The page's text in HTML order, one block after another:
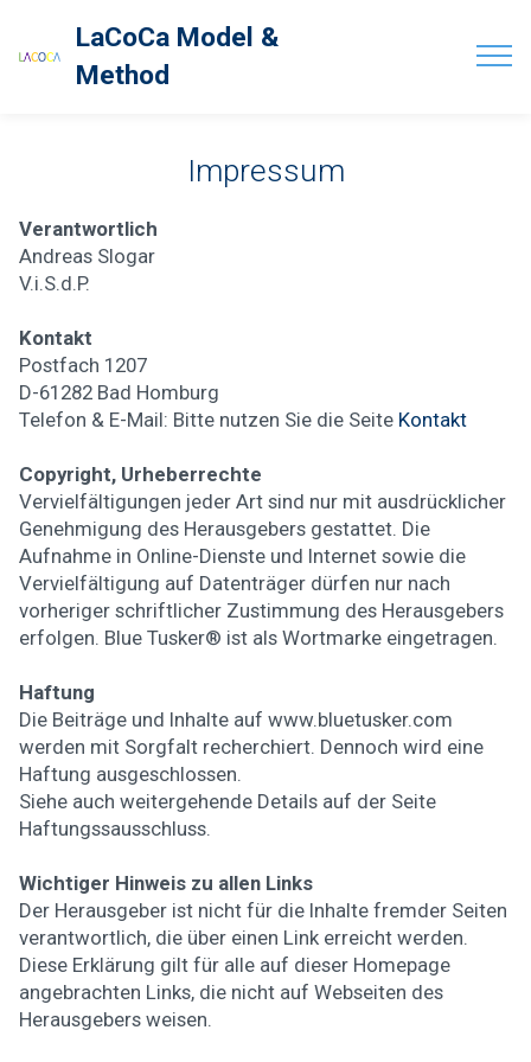
LaCoCa Model &
Method
Impressum
Verantwortlich
Andreas Slogar
V.i.S.d.P.
Kontakt
Postfach 1207
D-61282 Bad Homburg
Telefon & E-Mail: Bitte nutzen Sie die Seite Kontakt
Copyright, Urheberrechte
Vervielfältigungen jeder Art sind nur mit ausdrücklicher
Genehmigung des Herausgebers gestattet. Die
Aufnahme in Online-Dienste und Internet sowie die
Vervielfältigung auf Datenträger dürfen nur nach
vorheriger schriftlicher Zustimmung des Herausgebers
erfolgen. Blue Tusker® ist als Wortmarke eingetragen.
Haftung
Die Beiträge und Inhalte auf www.bluetusker.com
werden mit Sorgfalt recherchiert. Dennoch wird eine
Haftung ausgeschlossen.
Siehe auch weitergehende Details auf der Seite
Haftungssausschluss.
Wichtiger Hinweis zu allen Links
Der Herausgeber ist nicht für die Inhalte fremder Seiten
verantwortlich, die über einen Link erreicht werden.
Diese Erklärung gilt für alle auf dieser Homepage
angebrachten Links, die nicht auf Webseiten des
Herausgebers weisen.